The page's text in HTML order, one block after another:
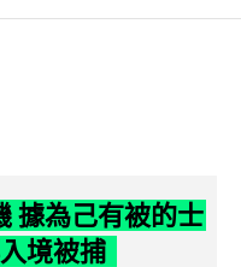
據為己有被的士
境被捕